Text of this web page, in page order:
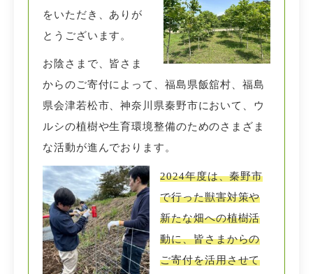
をいただき、ありが
とうございます。
お陰さまで、皆さま
からのご寄付によって、福島県飯舘村、福島
県会津若松市、神奈川県秦野市において、ウ
ルシの植樹や生育環境整備のためのさまざま
な活動が進んでおります。
2024年度は、秦野市
で行った獣害対策や
新たな畑への植樹活
動に、皆さまからの
ご寄付を活用させて